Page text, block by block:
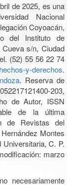
de 2025, es una
Nacional
Coyoacán,
del Instituto de
s/n, Ciudad
(52) 55 56 22 74
y-derechos.
. Reserva de
203,
de Autor, ISSN
de la última
de Revistas del
Montes
C. P.
marzo
necesariamente